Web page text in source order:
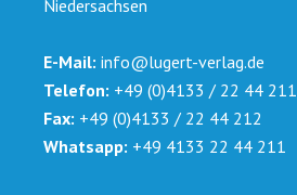
Niedersachsen
E-Mail: info@lugert-verlag.de
Telefon: +49 (0)4133 / 22 44 211
Fax: +49 (0)4133 / 22 44 212
Whatsapp: +49 4133 22 44 211